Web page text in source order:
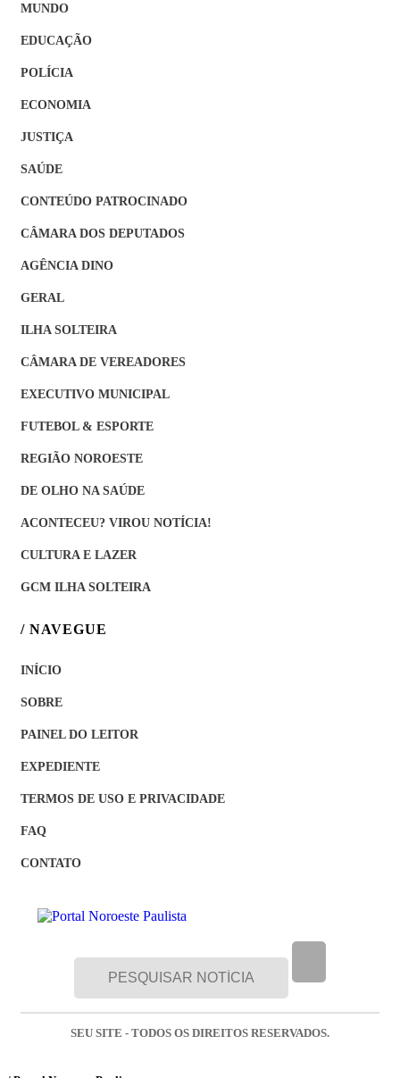
MUNDO
EDUCAÇÃO
POLÍCIA
ECONOMIA
JUSTIÇA
SAÚDE
CONTEÚDO PATROCINADO
CÂMARA DOS DEPUTADOS
AGÊNCIA DINO
GERAL
ILHA SOLTEIRA
CÂMARA DE VEREADORES
EXECUTIVO MUNICIPAL
FUTEBOL & ESPORTE
REGIÃO NOROESTE
DE OLHO NA SAÚDE
ACONTECEU? VIROU NOTÍCIA!
CULTURA E LAZER
GCM ILHA SOLTEIRA
/ NAVEGUE
INÍCIO
SOBRE
PAINEL DO LEITOR
EXPEDIENTE
TERMOS DE USO E PRIVACIDADE
FAQ
CONTATO
SEU SITE - TODOS OS DIREITOS RESERVADOS.